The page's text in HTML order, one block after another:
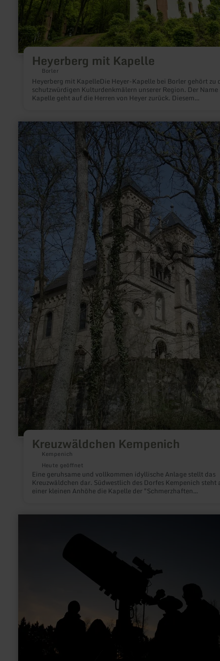
Heyerberg mit Kapelle
Borler
Heyerberg mit KapelleDie Heyer-Kapelle bei Borler gehört zu
schutzwürdigen Kulturdenkmälern unserer Region. Der Name
Kapelle geht auf die Herren von Heyer zurück. Diesem
Kreuzwäldchen Kempenich
Kempenich
Heute geöffnet
Eine geruhsame und vollkommen idyllische Anlage stellt das
Kreuzwäldchen dar. Südwestlich des Dorfes Kempenich steht
einer kleinen Anhöhe die Kapelle der "Schmerzhaften
mehr
erfahren
zu:
Kreuzwäldchen
Kempenich